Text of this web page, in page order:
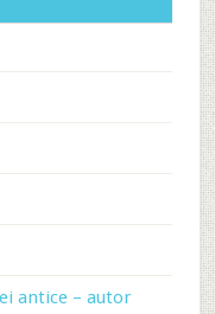
antice – autor